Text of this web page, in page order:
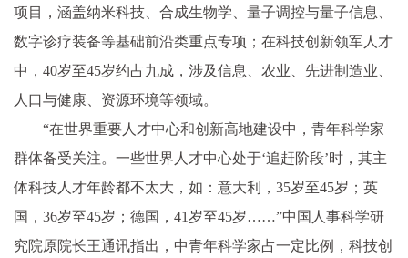
项目，涵盖纳米科技、合成生物学、量子调控与量子信息、
数字诊疗装备等基础前沿类重点专项；在科技创新领军人才
中，40岁至45岁约占九成，涉及信息、农业、先进制造业、
人口与健康、资源环境等领域。
“在世界重要人才中心和创新高地建设中，青年科学家
群体备受关注。一些世界人才中心处于‘追赶阶段’时，其主
体科技人才年龄都不太大，如：意大利，35岁至45岁；英
国，36岁至45岁；德国，41岁至45岁……”中国人事科学研
究院原院长王通讯指出，中青年科学家占一定比例，科技创